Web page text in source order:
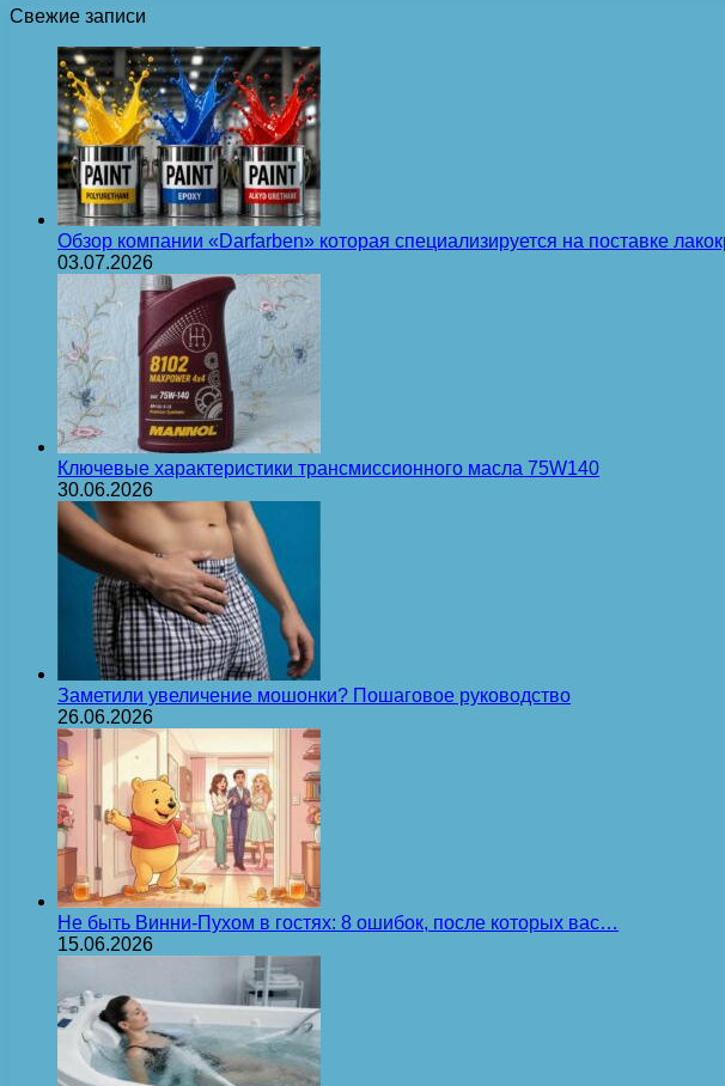
Свежие записи
Обзор компании «Darfarben» которая специализируется на поставке
03.07.2026
Ключевые характеристики трансмиссионного масла 75W140
30.06.2026
Заметили увеличение мошонки? Пошаговое руководство
26.06.2026
Не быть Винни-Пухом в гостях: 8 ошибок, после которых вас…
15.06.2026